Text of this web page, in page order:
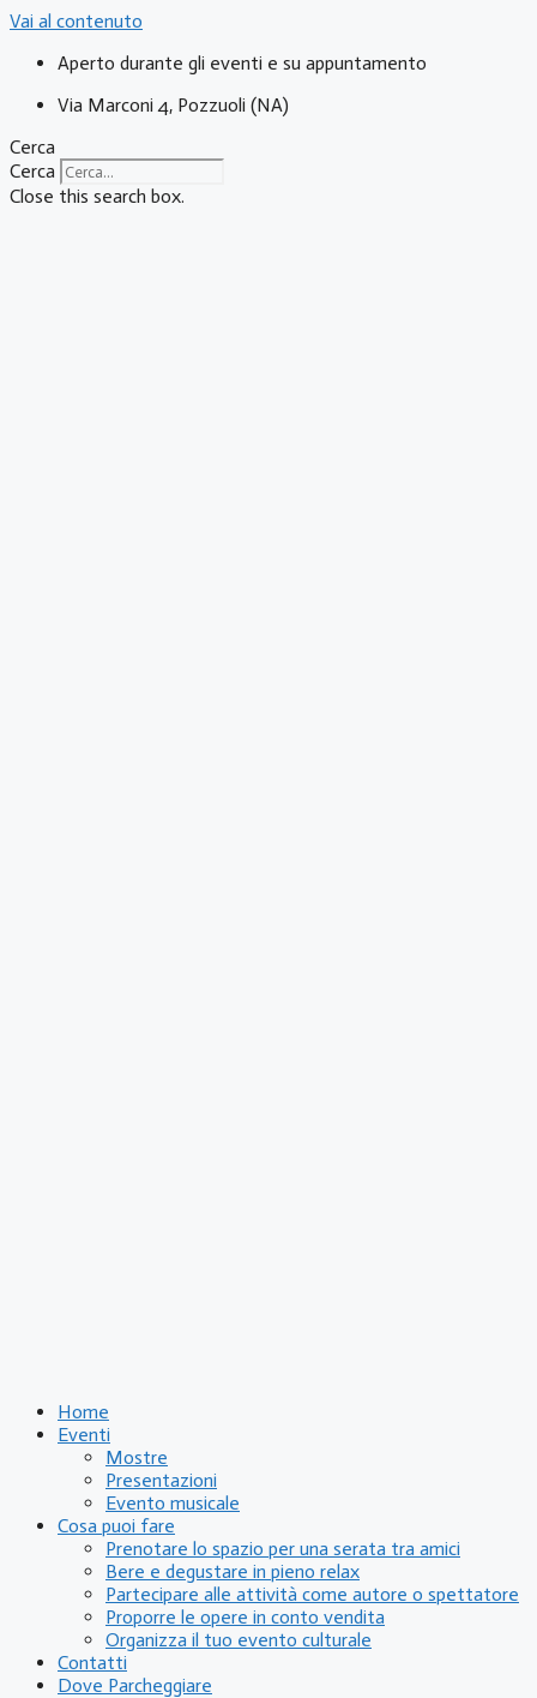
Vai al contenuto
Aperto durante gli eventi e su appuntamento
Via Marconi 4, Pozzuoli (NA)
Cerca
Cerca
Close this search box.
Home
Eventi
Mostre
Presentazioni
Evento musicale
Cosa puoi fare
Prenotare lo spazio per una serata tra amici
Bere e degustare in pieno relax
Partecipare alle attività come autore o spettatore
Proporre le opere in conto vendita
Organizza il tuo evento culturale
Contatti
Dove Parcheggiare